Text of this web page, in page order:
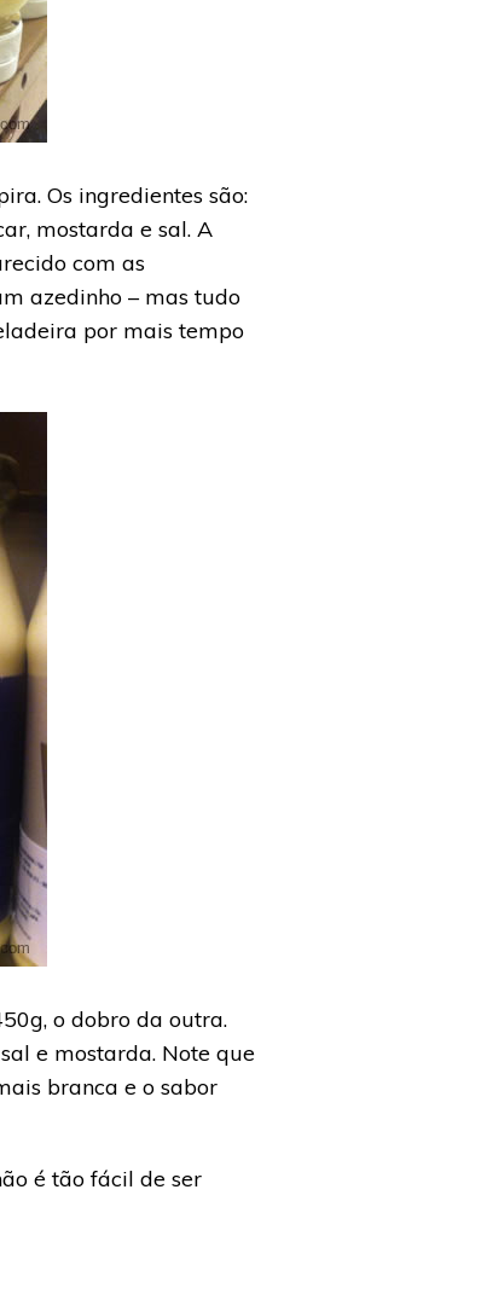
Os ingredientes são:
mostarda e sal. A
com as
azedinho – mas tudo
por mais tempo
o dobro da outra.
e mostarda. Note que
branca e o sabor
é tão fácil de ser